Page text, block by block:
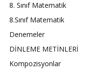
8. Sınıf Matematik
8.Sınıf Matematik
Denemeler
DİNLEME METİNLERİ
Kompozisyonlar